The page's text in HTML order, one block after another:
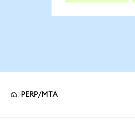
PERP/MTA